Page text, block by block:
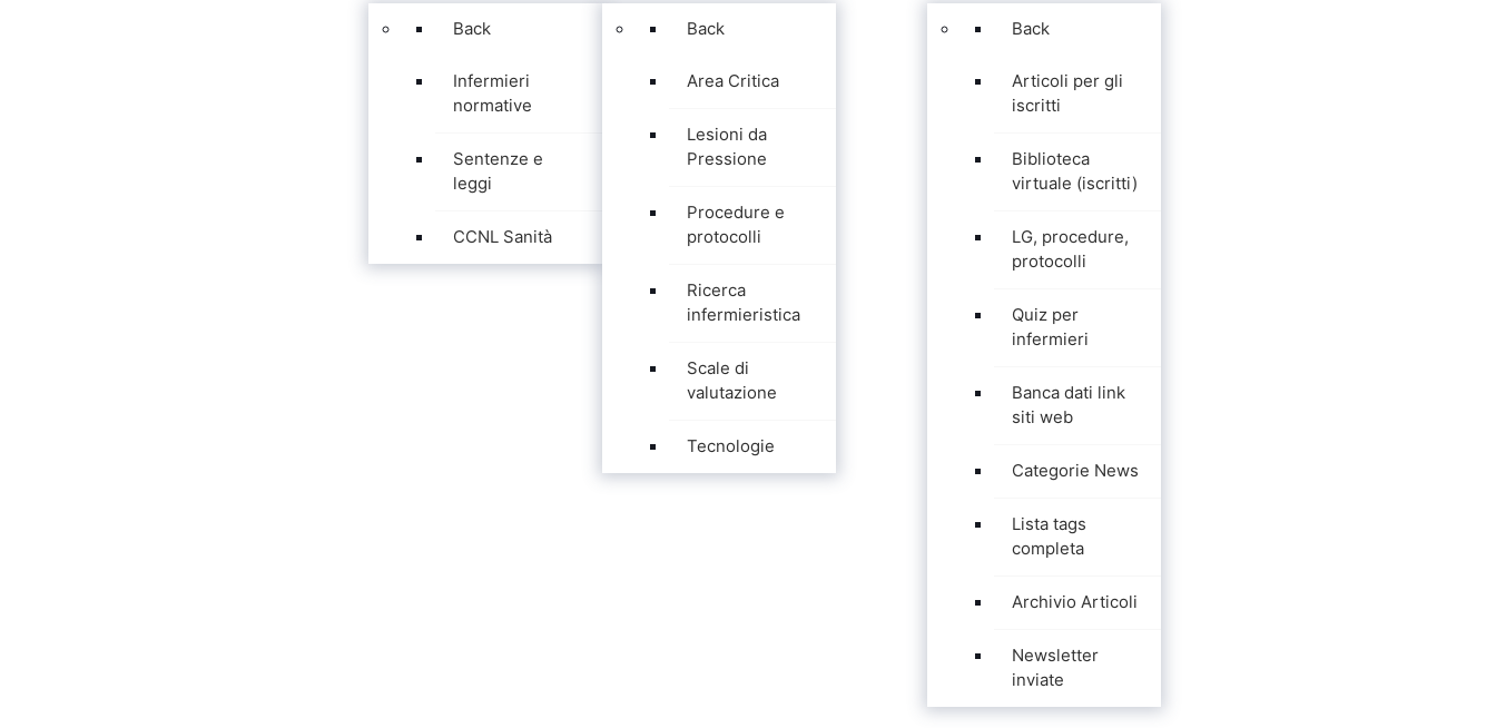
Back
Infermieri
normative
Sentenze e
leggi
CCNL Sanità
Back
Area Critica
Lesioni da
Pressione
Procedure e
protocolli
Ricerca
infermieristica
Scale di
valutazione
Tecnologie
Back
Articoli per gli
iscritti
Biblioteca
virtuale (iscritti)
LG, procedure,
protocolli
Quiz per
infermieri
Banca dati link
siti web
Categorie News
Lista tags
completa
Archivio Articoli
Newsletter
inviate